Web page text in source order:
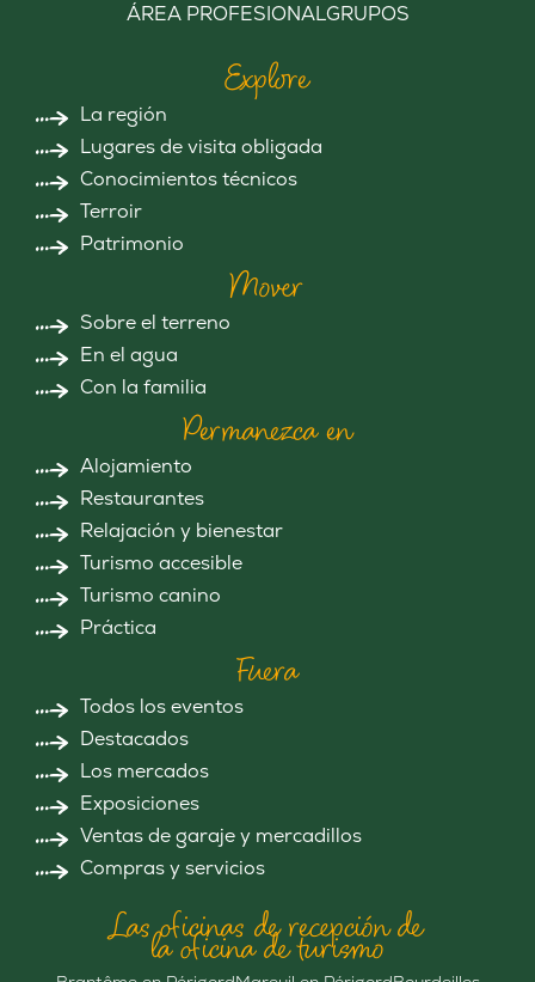
ÁREA PROFESIONALGRUPOS
Explore
La región
Lugares de visita obligada
Conocimientos técnicos
Terroir
Patrimonio
Mover
Sobre el terreno
En el agua
Con la familia
Permanezca en
Alojamiento
Restaurantes
Relajación y bienestar
Turismo accesible
Turismo canino
Práctica
Fuera
Todos los eventos
Destacados
Los mercados
Exposiciones
Ventas de garaje y mercadillos
Compras y servicios
Las oficinas de recepción de
la oficina de turismo